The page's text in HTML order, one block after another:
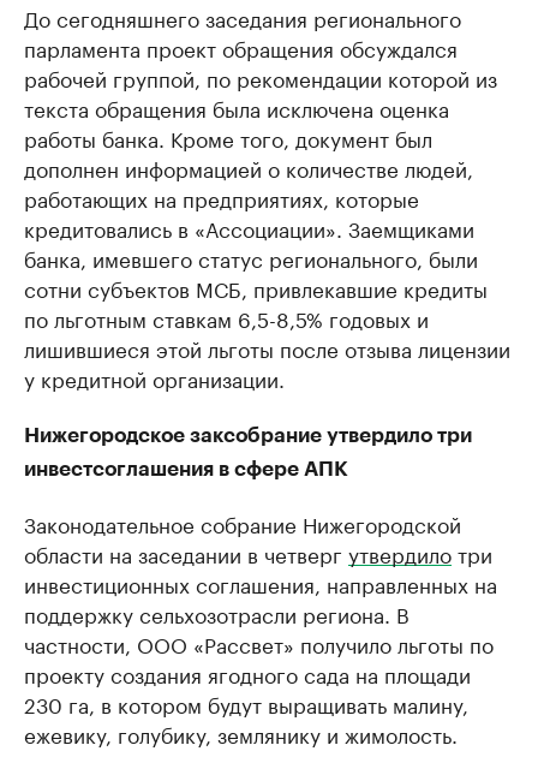
До сегодняшнего заседания регионального
парламента проект обращения обсуждался
рабочей группой, по рекомендации которой из
текста обращения была исключена оценка
работы банка. Кроме того, документ был
дополнен информацией о количестве людей,
работающих на предприятиях, которые
кредитовались в «Ассоциации». Заемщиками
банка, имевшего статус регионального, были
сотни субъектов МСБ, привлекавшие кредиты
по льготным ставкам 6,5-8,5% годовых и
лишившиеся этой льготы после отзыва лицензии
у кредитной организации.
Нижегородское заксобрание утвердило три
инвестсоглашения в сфере АПК
Законодательное собрание Нижегородской
области на заседании в четверг утвердилотри
инвестиционных соглашения, направленных на
поддержку сельхозотрасли региона. В
частности, ООО «Рассвет» получило льготы по
проекту создания ягодного сада на площади
230 га, в котором будут выращивать малину,
ежевику, голубику, землянику и жимолость.